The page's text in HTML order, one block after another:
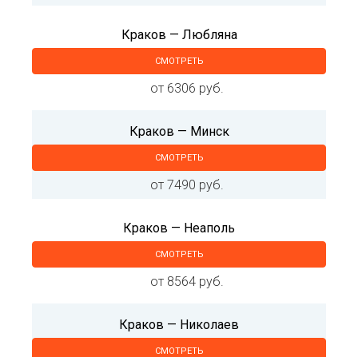
Краков — Любляна
СМОТРЕТЬ
от 6306 руб.
Краков — Минск
СМОТРЕТЬ
от 7490 руб.
Краков — Неаполь
СМОТРЕТЬ
от 8564 руб.
Краков — Николаев
СМОТРЕТЬ